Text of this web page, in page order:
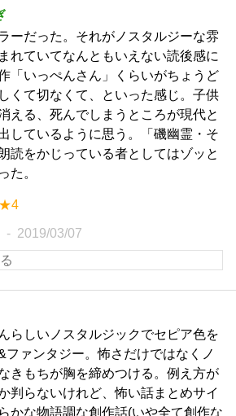
ーだった。それがノスタルジーな雰
れていてなんともいえない読後感に
「いっぺんさん」くらいがちょうど
くて切なくて、といった感じ。子供
える、死んでしまうところが現代と
しているように思う。「磯幽霊・そ
読をかじっている者としてはゾッと
た。
★4
2019/03/07
らしいノスタルジックでセピア色を
ファンタジー。怖さだけではなくノ
きもちが胸を締めつける。例え方が
判らないけれど、怖い話まとめサイ
かな物語調な創作話(いや全て創作な